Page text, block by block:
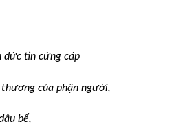
đức tin cứng cáp
của phận người,
bể,